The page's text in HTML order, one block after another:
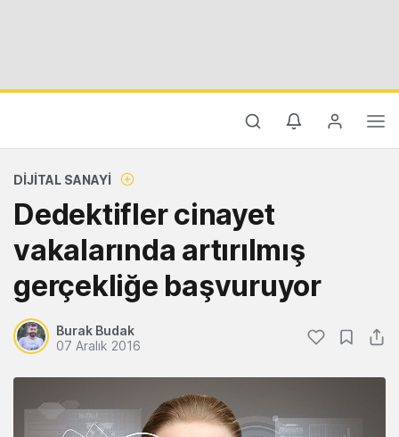
DIJITAL SANAYI
Dedektifler cinayet
vakalarında artırılmış
gerçekliğe başvuruyor
Burak Budak
07 Aralık 2016